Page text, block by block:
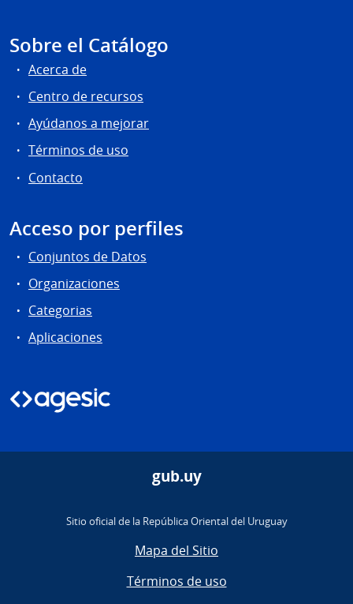
Sobre el Catálogo
Acerca de
Centro de recursos
Ayúdanos a mejorar
Términos de uso
Contacto
Acceso por perfiles
Conjuntos de Datos
Organizaciones
Categorias
Aplicaciones
gub.uy
Sitio oficial de la República Oriental del Uruguay
Mapa del Sitio
Términos de uso